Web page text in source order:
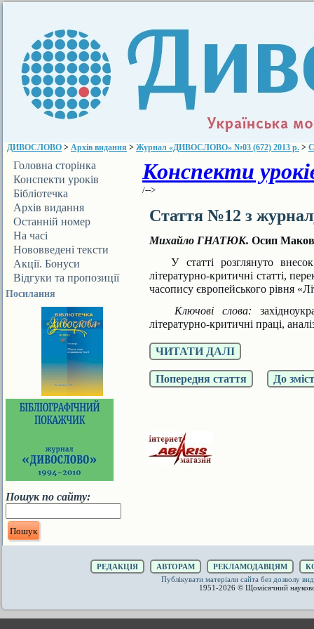
ДИВОСЛОВО > Архів видання > Журнал «ДИВОСЛОВО» №03 (672) 2013 р. >
Головна сторінка
Конспекти уроків
Бібліотечка
ДИВОСЛОВА
Архів видання
Останній номер
На часі
Нововведені тексти
Акції. Бонуси
Відгуки та пропозиції
Посилання
Пошук по сайту:
Конспекти
/-->
Стаття №12 з
Михайло ГНАТЮК. Осип
У статті розглянуто
літературно-критичні статті,
часопису європейського рівня
Ключові слова:
літературно-критичні праці,
ЧИТАТИ ДАЛІ
Попередня стаття До
РЕДАКЦІЯ АВТОРАМ РЕКЛАМОДАВЦЯМ
Публікувати матеріали сайта без дозволу
1951-2026 © Щомісячний